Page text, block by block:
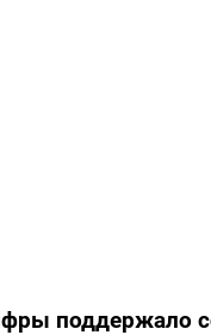
поддержало